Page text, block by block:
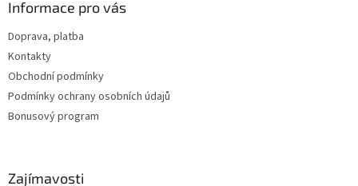
Informace pro vás
Doprava, platba
Kontakty
Obchodní podmínky
Podmínky ochrany osobních údajů
Bonusový program
Zajímavosti